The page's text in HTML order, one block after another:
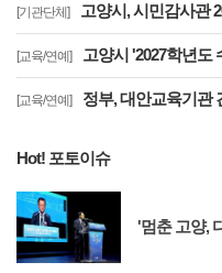
[기관단체] 고양시, 시민감사관 20명
[교육/연예] 고양시 '2027학년도 수시
[교육/연예] 정부, 대안교육기관 건축물
Hot! 포토이슈
'멈춘 고양,